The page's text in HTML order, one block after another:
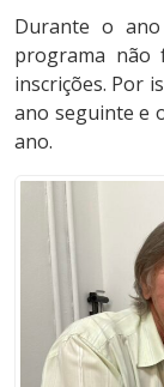
Durante o
programa não
inscrições. Por
ano seguinte e
ano.